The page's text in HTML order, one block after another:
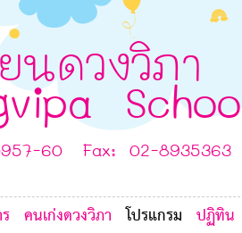
นดวงวิภา
60 Fax: 02-8935363
คนเก่งดวงวิภา โปรแกรม ปฏิทิน
A F E